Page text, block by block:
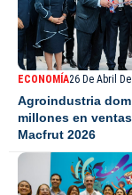
ECONOMÍA26 De Abril
Agroindustria
millones en
Macfrut 2026